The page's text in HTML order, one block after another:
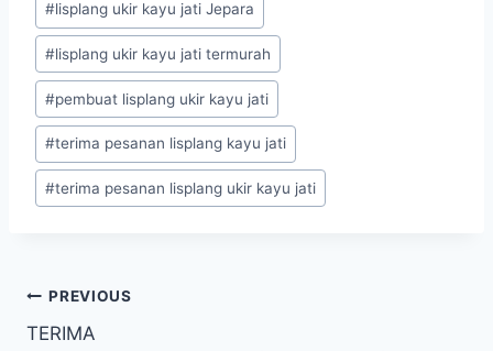
#lisplang ukir kayu jati Jepara
#lisplang ukir kayu jati termurah
#pembuat lisplang ukir kayu jati
#terima pesanan lisplang kayu jati
#terima pesanan lisplang ukir kayu jati
PREVIOUS
TERIMA